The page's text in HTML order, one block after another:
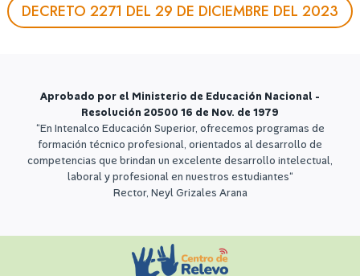
DECRETO 2271 DEL 29 DE DICIEMBRE DEL 2023
Aprobado por el Ministerio de Educación Nacional -
Resolución 20500 16 de Nov. de 1979
“En Intenalco Educación Superior, ofrecemos programas de
formación técnico profesional, orientados al desarrollo de
competencias que brindan un excelente desarrollo intelectual,
laboral y profesional en nuestros estudiantes“
Rector, Neyl Grizales Arana